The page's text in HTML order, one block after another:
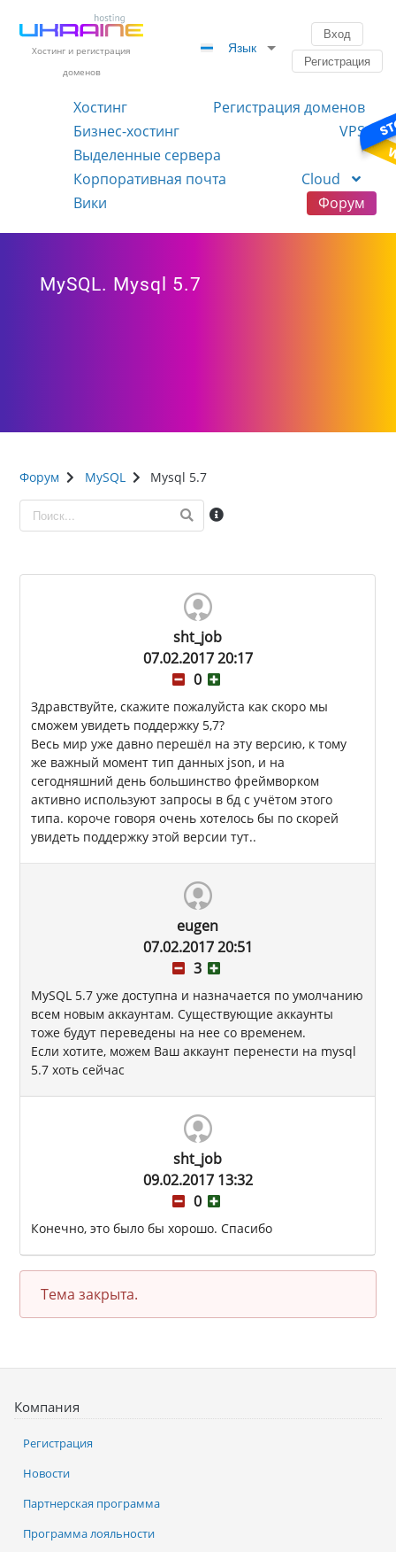
Хостинг и регистрация
доменов
Язык
Вход
Регистрация
Хостинг
Регистрация доменов
Бизнес-хостинг
VPS
Выделенные сервера
Корпоративная почта
Cloud
Вики
Форум
MySQL. Mysql 5.7
Форум MySQL Mysql 5.7
sht_job
07.02.2017 20:17
0
Здравствуйте, скажите пожалуйста как скоро мы
сможем увидеть поддержку 5,7?
Весь мир уже давно перешёл на эту версию, к тому
же важный момент тип данных json, и на
сегодняшний день большинство фреймворком
активно используют запросы в бд с учётом этого
типа. короче говоря очень хотелось бы по скорей
увидеть поддержку этой версии тут..
eugen
07.02.2017 20:51
3
MySQL 5.7 уже доступна и назначается по умолчанию
всем новым аккаунтам. Существующие аккаунты
тоже будут переведены на нее со временем.
Если хотите, можем Ваш аккаунт перенести на mysql
5.7 хоть сейчас
sht_job
09.02.2017 13:32
0
Конечно, это было бы хорошо. Спасибо
Тема закрыта.
Компания
Регистрация
Новости
Партнерская программа
Программа лояльности